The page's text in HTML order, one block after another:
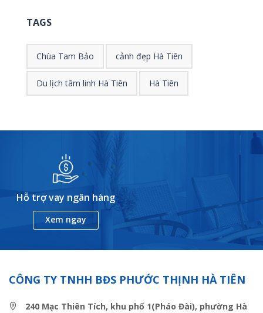
TAGS
Chùa Tam Bảo cảnh đẹp Hà Tiên
Du lịch tâm linh Hà Tiên Hà Tiên
Hỗ trợ vay ngân hàng
Xem ngay
CÔNG TY TNHH BĐS PHƯỚC THỊNH HÀ TIÊN
240 Mạc Thiên Tích, khu phố 1(Pháo Đài), phường Hà